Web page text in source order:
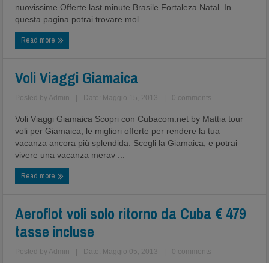
nuovissime Offerte last minute Brasile Fortaleza Natal. In
questa pagina potrai trovare mol ...
Read more
Voli Viaggi Giamaica
Posted by Admin Date: Maggio 15, 2013 0 comments
Voli Viaggi Giamaica Scopri con Cubacom.net by Mattia tour
voli per Giamaica, le migliori offerte per rendere la tua
vacanza ancora più splendida. Scegli la Giamaica, e potrai
vivere una vacanza merav ...
Read more
Aeroflot voli solo ritorno da Cuba € 479
tasse incluse
Posted by Admin Date: Maggio 05, 2013 0 comments